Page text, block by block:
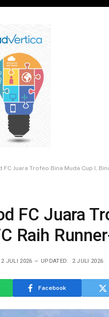
Juara Trofeo Bina Muda Cup I,
FC Juara
Raih
2 JULI 2026 UPDATED: 2 JULI 2026
Facebook